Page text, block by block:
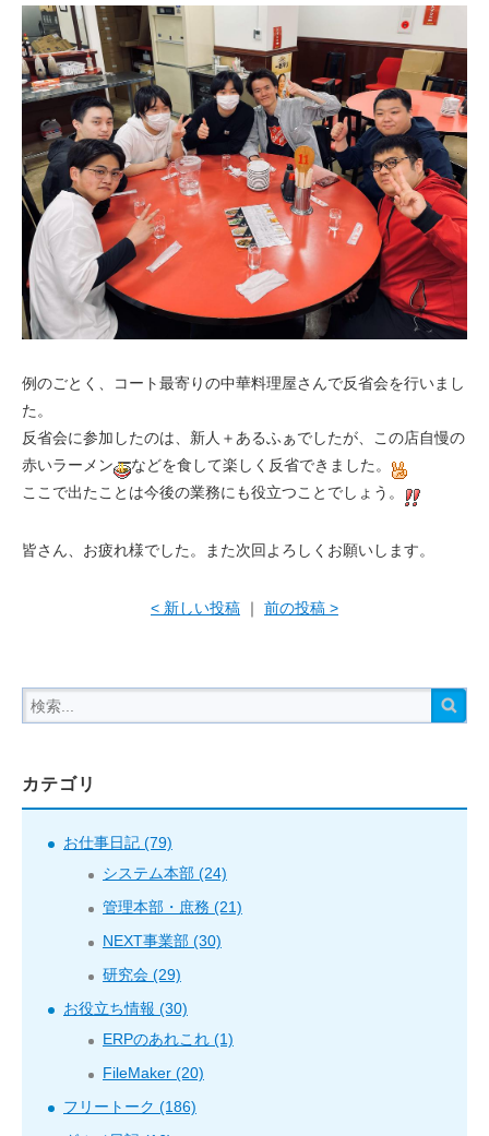
例のごとく、コート最寄りの中華料理屋さんで反省会を行いまし
た。
反省会に参加したのは、新人＋あるふぁでしたが、この店自慢の
赤いラーメン
などを食して楽しく反省できました。
ここで出たことは今後の業務にも役立つことでしょう。
皆さん、お疲れ様でした。また次回よろしくお願いします。
< 新しい投稿 ｜ 前の投稿 >
カテゴリ
お仕事日記 (79)
システム本部 (24)
管理本部・庶務 (21)
NEXT事業部 (30)
研究会 (29)
お役立ち情報 (30)
ERPのあれこれ (1)
FileMaker (20)
フリートーク (186)